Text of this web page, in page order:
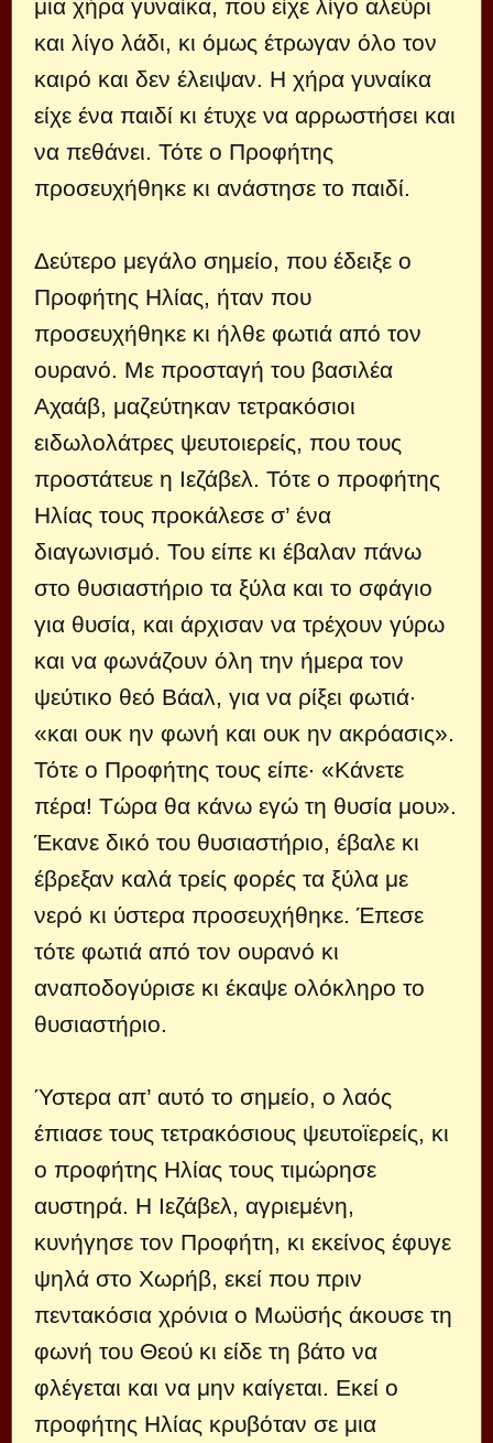
μια χήρα γυναίκα, που είχε λίγο αλεύρι
και λίγο λάδι, κι όμως έτρωγαν όλο τον
καιρό και δεν έλειψαν. Η χήρα γυναίκα
είχε ένα παιδί κι έτυχε να αρρωστήσει και
να πεθάνει. Τότε ο Προφήτης
προσευχήθηκε κι ανάστησε το παιδί.
Δεύτερο μεγάλο σημείο, που έδειξε ο
Προφήτης Ηλίας, ήταν που
προσευχήθηκε κι ήλθε φωτιά από τον
ουρανό. Με προσταγή του βασιλέα
Αχαάβ, μαζεύτηκαν τετρακόσιοι
ειδωλολάτρες ψευτοιερείς, που τους
προστάτευε η Ιεζάβελ. Τότε ο προφήτης
Ηλίας τους προκάλεσε σ’ ένα
διαγωνισμό. Του είπε κι έβαλαν πάνω
στο θυσιαστήριο τα ξύλα και το σφάγιο
για θυσία, και άρχισαν να τρέχουν γύρω
και να φωνάζουν όλη την ήμερα τον
ψεύτικο θεό Βάαλ, για να ρίξει φωτιά·
«και ουκ ην φωνή και ουκ ην ακρόασις».
Τότε ο Προφήτης τους είπε· «Κάνετε
πέρα! Τώρα θα κάνω εγώ τη θυσία μου».
Έκανε δικό του θυσιαστήριο, έβαλε κι
έβρεξαν καλά τρείς φορές τα ξύλα με
νερό κι ύστερα προσευχήθηκε. Έπεσε
τότε φωτιά από τον ουρανό κι
αναποδογύρισε κι έκαψε ολόκληρο το
θυσιαστήριο.
Ύστερα απ’ αυτό το σημείο, ο λαός
έπιασε τους τετρακόσιους ψευτοϊερείς, κι
ο προφήτης Ηλίας τους τιμώρησε
αυστηρά. Η Ιεζάβελ, αγριεμένη,
κυνήγησε τον Προφήτη, κι εκείνος έφυγε
ψηλά στο Χωρήβ, εκεί που πριν
πεντακόσια χρόνια ο Μωϋσής άκουσε τη
φωνή του Θεού κι είδε τη βάτο να
φλέγεται και να μην καίγεται. Εκεί ο
προφήτης Ηλίας κρυβόταν σε μια